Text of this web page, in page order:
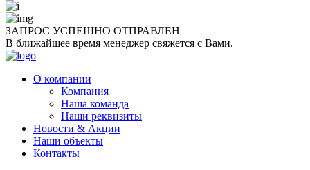
ЗАПРОС УСПЕШНО ОТПРАВЛЕН
В ближайшее время менеджер свяжется с Вами.
О компании
Компания
Наша команда
Наши реквизиты
Новости & Акции
Наши объекты
Контакты